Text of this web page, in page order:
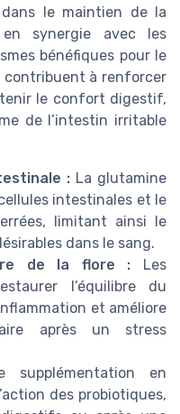
le maintien de la
synergie avec les
bénéfiques pour le
contribuent à renforcer
le confort digestif,
de l’intestin irritable
: La glutamine
intestinales et le
limitant ainsi le
dans le sang.
de la flore : Les
l’équilibre du
et améliore
après un stress
supplémentation en
des probiotiques,